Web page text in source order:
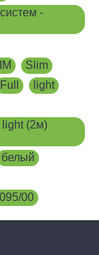
-
Slim
Full light
light (2м)
белый
00